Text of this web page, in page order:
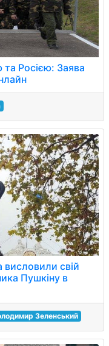
Росією: Заява
висловили свій
Пушкіну в
Зеленський